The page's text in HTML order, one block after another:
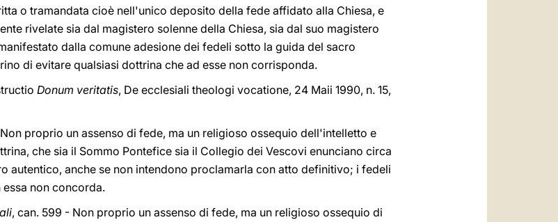
o tramandata cioè nell'unico deposito della fede affidato alla Chiesa, e
rivelate sia dal magistero solenne della Chiesa, sia dal suo magistero
dalla comune adesione dei fedeli sotto la guida del sacro
di evitare qualsiasi dottrina che ad esse non corrisponda.
Donum veritatis, De ecclesiali theologi vocatione, 24 Maii 1990, n. 15,
proprio un assenso di fede, ma un religioso ossequio dell'intelletto e
che sia il Sommo Pontefice sia il Collegio dei Vescovi enunciano circa
autentico, anche se non intendono proclamarla con atto definitivo; i fedeli
non concorda.
, can. 599 - Non proprio un assenso di fede, ma un religioso ossequio di